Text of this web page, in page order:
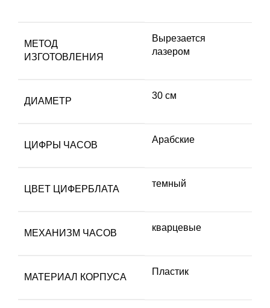
МЕТОД
ИЗГОТОВЛЕНИЯ
Вырезается
лазером
ДИАМЕТР
30 см
ЦИФРЫ ЧАСОВ
Арабские
ЦВЕТ ЦИФЕРБЛАТА
темный
МЕХАНИЗМ ЧАСОВ
кварцевые
МАТЕРИАЛ КОРПУСА
Пластик